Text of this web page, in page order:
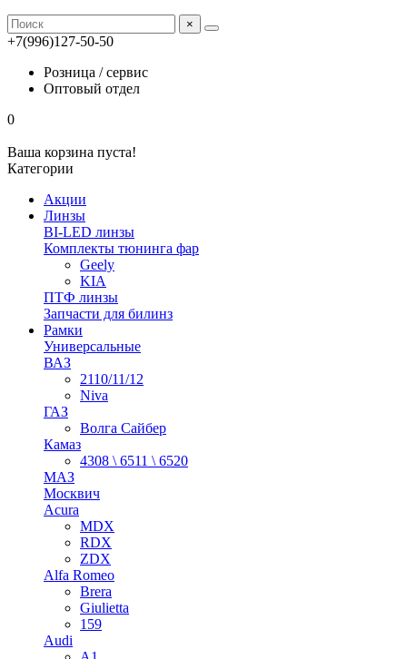
×
+7(996)127-50-50
Розница / сервис
Оптовый отдел
0
Ваша корзина пуста!
Категории
Акции
Линзы
BI-LED линзы
Комплекты тюнинга фар
Geely
KIA
ПТФ линзы
Запчасти для билинз
Рамки
Универсальные
ВАЗ
2110/11/12
Niva
ГАЗ
Волга Сайбер
Камаз
4308 \ 6511 \ 6520
МАЗ
Москвич
Acura
MDX
RDX
ZDX
Alfa Romeo
Brera
Giulietta
159
Audi